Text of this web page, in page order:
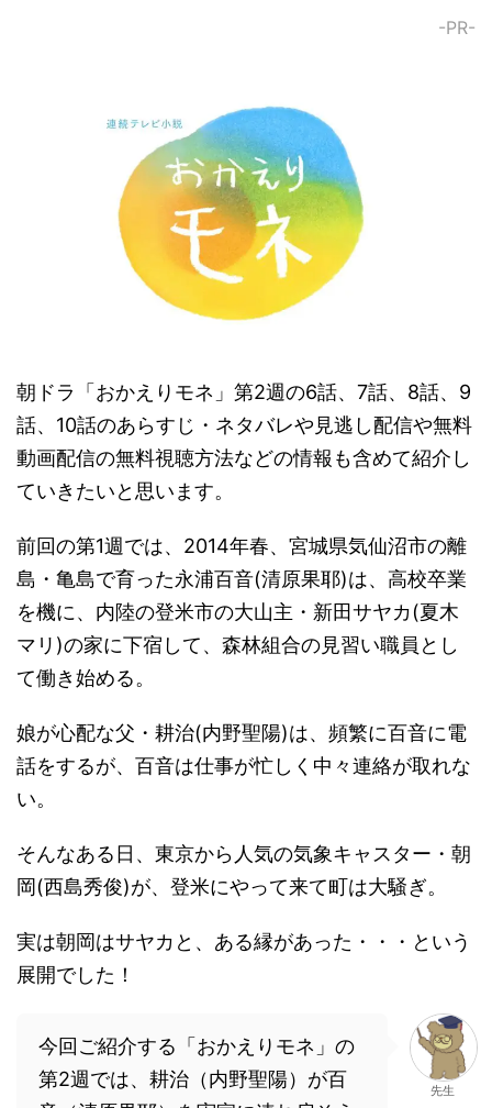
-PR-
朝ドラ「おかえりモネ」第2週の6話、7話、8話、9
話、10話のあらすじ・ネタバレや見逃し配信や無料
動画配信の無料視聴方法などの情報も含めて紹介し
ていきたいと思います。
前回の第1週では、2014年春、宮城県気仙沼市の離
島・亀島で育った永浦百音(清原果耶)は、高校卒業
を機に、内陸の登米市の大山主・新田サヤカ(夏木
マリ)の家に下宿して、森林組合の見習い職員とし
て働き始める。
娘が心配な父・耕治(内野聖陽)は、頻繁に百音に電
話をするが、百音は仕事が忙しく中々連絡が取れな
い。
そんなある日、東京から人気の気象キャスター・朝
岡(西島秀俊)が、登米にやって来て町は大騒ぎ。
実は朝岡はサヤカと、ある縁があった・・・という
展開でした！
今回ご紹介する「おかえりモネ」の
第2週では、耕治（内野聖陽）が百
先生